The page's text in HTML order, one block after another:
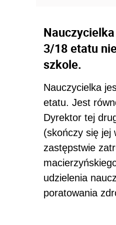
3/18 etatu
szkole.
Nauczycielka
etatu. Jest
Dyrektor tej
(skończy się jej
zastępstwie
udzielenia
poratowania